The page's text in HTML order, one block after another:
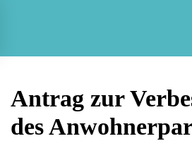
Antrag zur
des